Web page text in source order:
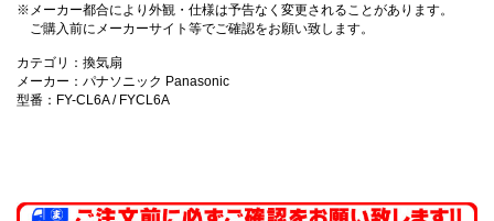
※メーカー都合により外観・仕様は予告なく変更されることがあります。
ご購入前にメーカーサイト等でご確認をお願い致します。
カテゴリ：換気扇
メーカー：パナソニック Panasonic
型番：FY-CL6A / FYCL6A